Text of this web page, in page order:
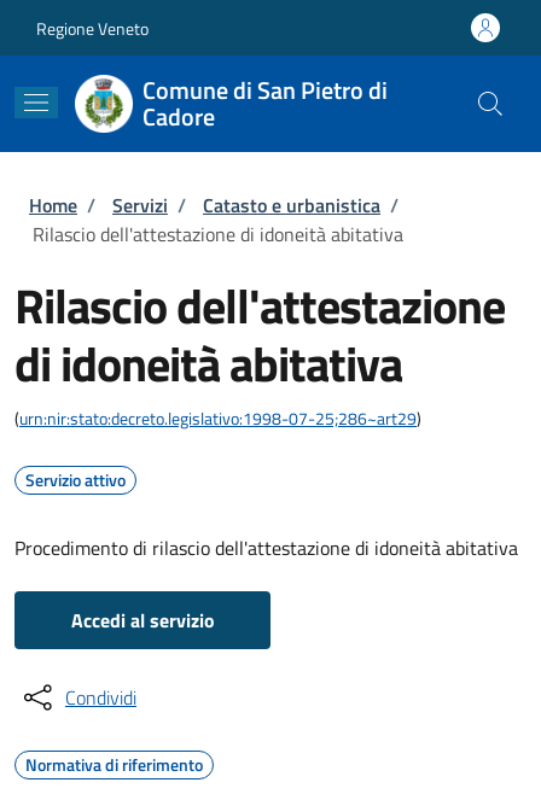
Regione Veneto
Comune di San Pietro di
Cadore
Briciole di pane
Home / Servizi / Catasto e urbanistica /
Rilascio dell'attestazione di idoneità abitativa
Rilascio dell'attestazione
di idoneità abitativa
(urn:nir:stato:decreto.legislativo:1998-07-25;286~art29)
Servizio attivo
Procedimento di rilascio dell'attestazione di idoneità abitativa
Accedi al servizio
Condividi
Normativa di riferimento